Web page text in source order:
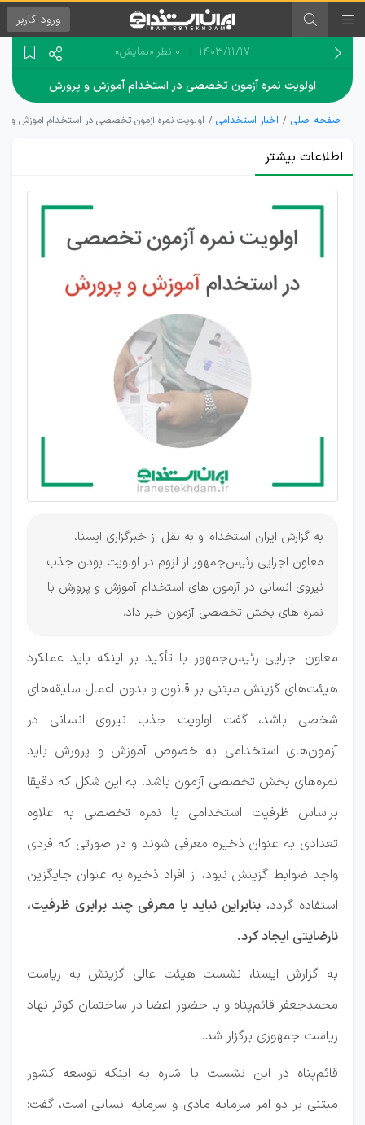
ورود کاربر
۱۴۰۳/۱۱/۱۷ 0 نظر «نمایش»
اولویت نمره آزمون تخصصی در استخدام آموزش و پرورش
صفحه اصلی اخبار استخدامی اولویت نمره آزمون تخصصی در استخدام آموزش و
اطلاعات بیشتر
نباید با
معرفی
چند
برابری
به گزارش ایران استخدام و به نقل از خبرگزاری ایسنا،
معاون اجرایی رئیس‌جمهور از لزوم در اولویت بودن جذب
نیروی انسانی در آزمون‌ های استخدام آموزش و پرورش با
نمره‌ های بخش تخصصی آزمون خبر داد.
معاون اجرایی رئیس‌جمهور با تأکید بر اینکه باید عملکرد
هیئت‌های گزینش مبتنی بر قانون و بدون اعمال سلیقه‌های
شخصی باشد، گفت اولویت جذب نیروی انسانی در
آزمون‌های استخدامی به خصوص آموزش و پرورش باید
نمره‌های بخش تخصصی آزمون باشد. به این شکل که دقیقا
براساس ظرفیت استخدامی با نمره تخصصی به علاوه
تعدادی به عنوان ذخیره معرفی شوند و در صورتی که فردی
واجد ضوابط گزینش نبود، از افراد ذخیره به عنوان جایگزین
استفاده گردد،بنابراین نباید با معرفی چند برابری ظرفیت،
نارضایتی ایجاد کرد.
به گزارش ایسنا، نشست هیئت عالی گزینش به ریاست
محمدجعفر قائم‌پناه و با حضور اعضا در ساختمان کوثر نهاد
ریاست جمهوری برگزار شد.
قائم‌پناه در این نشست با اشاره به اینکه توسعه کشور
مبتنی بر دو امر سرمایه مادی و سرمایه انسانی است، گفت: